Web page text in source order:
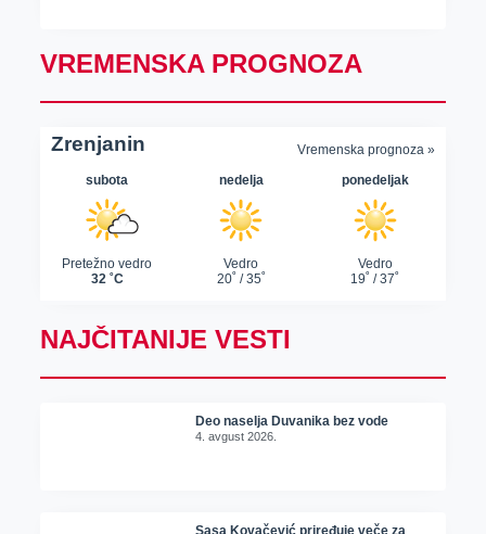
VREMENSKA PROGNOZA
NAJČITANIJE VESTI
Deo naselja Duvanika bez vode
4. avgust 2026.